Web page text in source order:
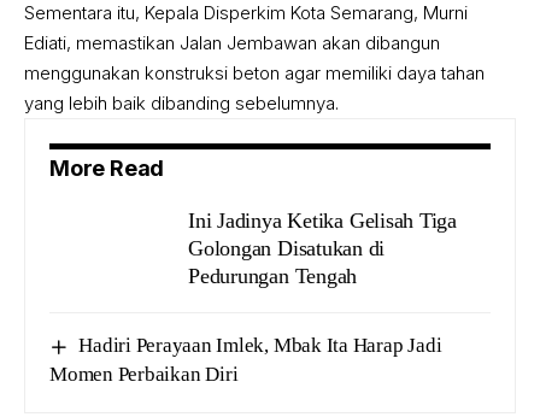
Sementara itu, Kepala Disperkim Kota Semarang, Murni
Ediati, memastikan Jalan Jembawan akan dibangun
menggunakan konstruksi beton agar memiliki daya tahan
yang lebih baik dibanding sebelumnya.
More Read
Ini Jadinya Ketika Gelisah Tiga
Golongan Disatukan di
Pedurungan Tengah
Hadiri Perayaan Imlek, Mbak Ita Harap Jadi
Momen Perbaikan Diri